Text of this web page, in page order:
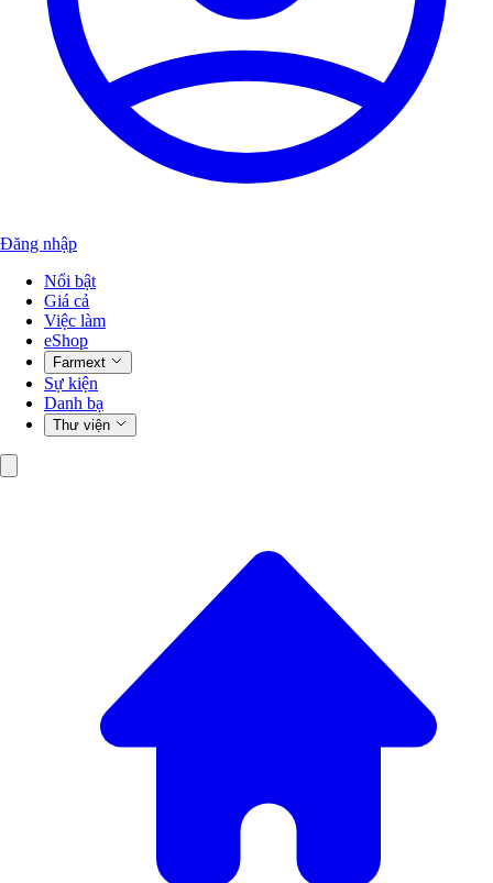
Đăng nhập
Nổi bật
Giá cả
Việc làm
eShop
Farmext
Sự kiện
Danh bạ
Thư viện